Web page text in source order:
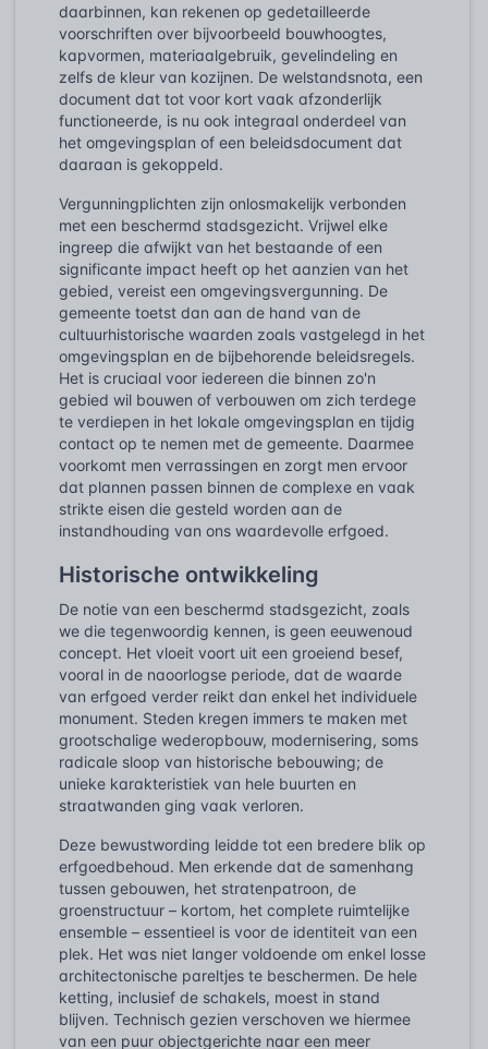
daarbinnen, kan rekenen op gedetailleerde
voorschriften over bijvoorbeeld bouwhoogtes,
kapvormen, materiaalgebruik, gevelindeling en
zelfs de kleur van kozijnen. De welstandsnota, een
document dat tot voor kort vaak afzonderlijk
functioneerde, is nu ook integraal onderdeel van
het omgevingsplan of een beleidsdocument dat
daaraan is gekoppeld.
Vergunningplichten zijn onlosmakelijk verbonden
met een beschermd stadsgezicht. Vrijwel elke
ingreep die afwijkt van het bestaande of een
significante impact heeft op het aanzien van het
gebied, vereist een omgevingsvergunning. De
gemeente toetst dan aan de hand van de
cultuurhistorische waarden zoals vastgelegd in het
omgevingsplan en de bijbehorende beleidsregels.
Het is cruciaal voor iedereen die binnen zo'n
gebied wil bouwen of verbouwen om zich terdege
te verdiepen in het lokale omgevingsplan en tijdig
contact op te nemen met de gemeente. Daarmee
voorkomt men verrassingen en zorgt men ervoor
dat plannen passen binnen de complexe en vaak
strikte eisen die gesteld worden aan de
instandhouding van ons waardevolle erfgoed.
Historische ontwikkeling
De notie van een beschermd stadsgezicht, zoals
we die tegenwoordig kennen, is geen eeuwenoud
concept. Het vloeit voort uit een groeiend besef,
vooral in de naoorlogse periode, dat de waarde
van erfgoed verder reikt dan enkel het individuele
monument. Steden kregen immers te maken met
grootschalige wederopbouw, modernisering, soms
radicale sloop van historische bebouwing; de
unieke karakteristiek van hele buurten en
straatwanden ging vaak verloren.
Deze bewustwording leidde tot een bredere blik op
erfgoedbehoud. Men erkende dat de samenhang
tussen gebouwen, het stratenpatroon, de
groenstructuur – kortom, het complete ruimtelijke
ensemble – essentieel is voor de identiteit van een
plek. Het was niet langer voldoende om enkel losse
architectonische pareltjes te beschermen. De hele
ketting, inclusief de schakels, moest in stand
blijven. Technisch gezien verschoven we hiermee
van een puur objectgerichte naar een meer